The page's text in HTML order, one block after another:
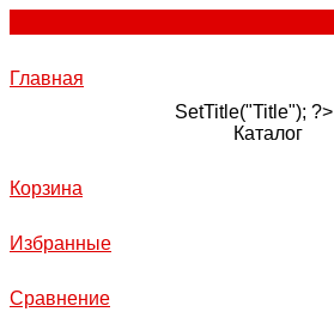
Главная
SetTitle("Title"); ?>
Каталог
Корзина
Избранные
Сравнение